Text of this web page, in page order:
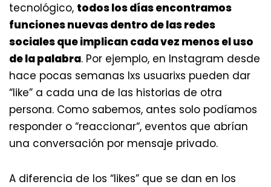
tecnológico, todos los días encontramos
funciones nuevas dentro de las redes
sociales que implican cada vez menos el uso
de la palabra. Por ejemplo, en Instagram desde
hace pocas semanas lxs usuarixs pueden dar
“like” a cada una de las historias de otra
persona. Como sabemos, antes solo podíamos
responder o “reaccionar“, eventos que abrían
una conversación por mensaje privado.
A diferencia de los “likes” que se dan en los